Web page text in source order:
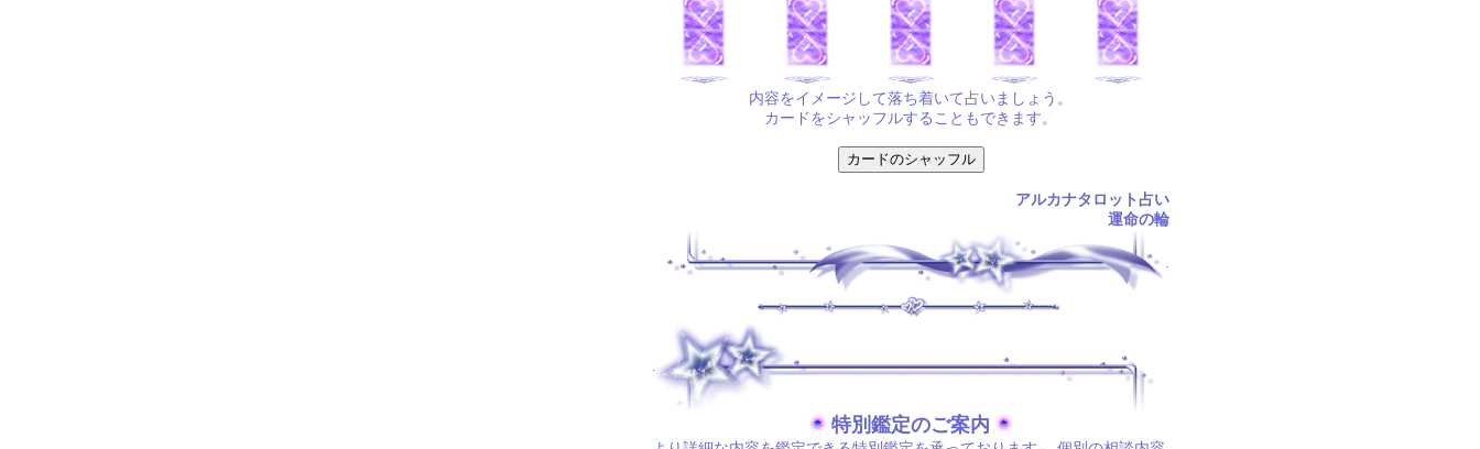
内容をイメージして落ち着いて占いましょう。
カードをシャッフルすることもできます。
アルカナタロット占い
運命の輪
.
.
特別鑑定のご案内